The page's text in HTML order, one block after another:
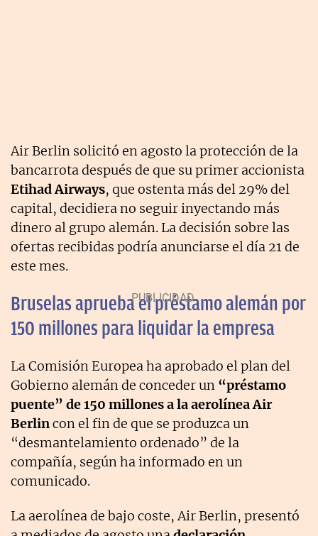
Air Berlin solicitó en agosto la protección de la
bancarrota después de que su primer accionista
Etihad Airways, que ostenta más del 29% del
capital, decidiera no seguir inyectando más
dinero al grupo alemán. La decisión sobre las
ofertas recibidas podría anunciarse el día 21 de
este mes.
Bruselas aprueba el préstamo alemán por
150 millones para liquidar la empresa
La Comisión Europea ha aprobado el plan del
Gobierno alemán de conceder un “préstamo
puente” de 150 millones a la aerolínea Air
Berlincon el fin de que se produzca un
“desmantelamiento ordenado” de la
compañía, según ha informado en un
comunicado.
La aerolínea de bajo coste, Air Berlin, presentó